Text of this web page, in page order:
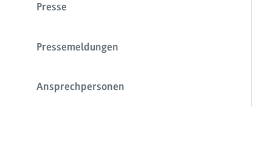
Presse
Pressemeldungen
Ansprechpersonen